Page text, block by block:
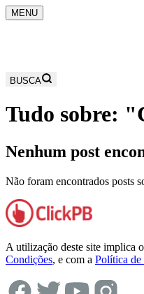
MENU
BUSCA
Tudo sobre: "
Nenhum post
Não foram encontrados posts
A utilização deste site implica
Condições, e com a Política de